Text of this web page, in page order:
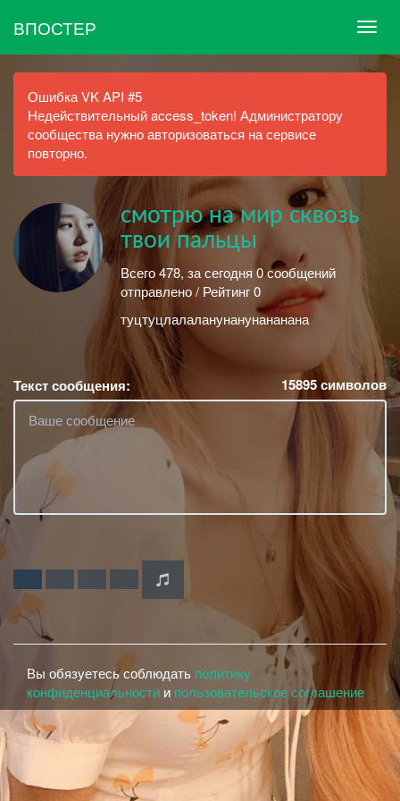
ВПОСТЕР
Ошибка VK API #5
Недействительный access_token! Администратору
сообщества нужно авторизоваться на сервисе
повторно.
смотрю на мир сквозь
твои пальцы
Всего 478, за сегодня 0 сообщений
отправлено / Рейтинг 0
туцтуцлалаланунанунананана
Текст сообщения: 15895символов
Вы обязуетесь соблюдать политику
конфиденциальности и пользовательское соглашение